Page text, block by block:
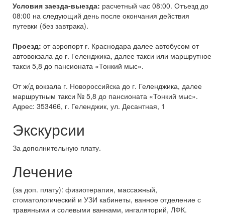
Условия заезда-выезда: расчетный час 08:00. Отъезд до
08:00 на следующий день после окончания действия
путевки (без завтрака).
Проезд: от аэропорт г. Краснодара далее автобусом от
автовокзала до г. Геленджика, далее такси или маршрутное
такси 5,8 до пансионата «Тонкий мыс».
От ж/д вокзала г. Новороссийска до г. Геленджика, далее
маршрутным такси № 5,8 до пансионата «Тонкий мыс».
Адрес: 353466, г. Геленджик, ул. Десантная, 1
Экскурсии
За дополнительную плату.
Лечение
(за доп. плату): физиотерапия, массажный,
стоматологический и УЗИ кабинеты, ванное отделение с
травяными и солевыми ваннами, ингаляторий, ЛФК.